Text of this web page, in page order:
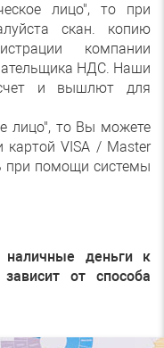
лицо", то при
скан. копию
компании
НДС. Наши
и вышлют для
лицо", то Вы можете
картой VISA / Master
при помощи системы
деньги к
от способа